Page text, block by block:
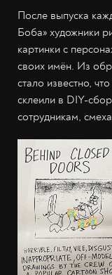
После выпуска
Боба» художники
картинки с
своих имён. Из
стало известно,
склеили в DIY-
сотрудникам,